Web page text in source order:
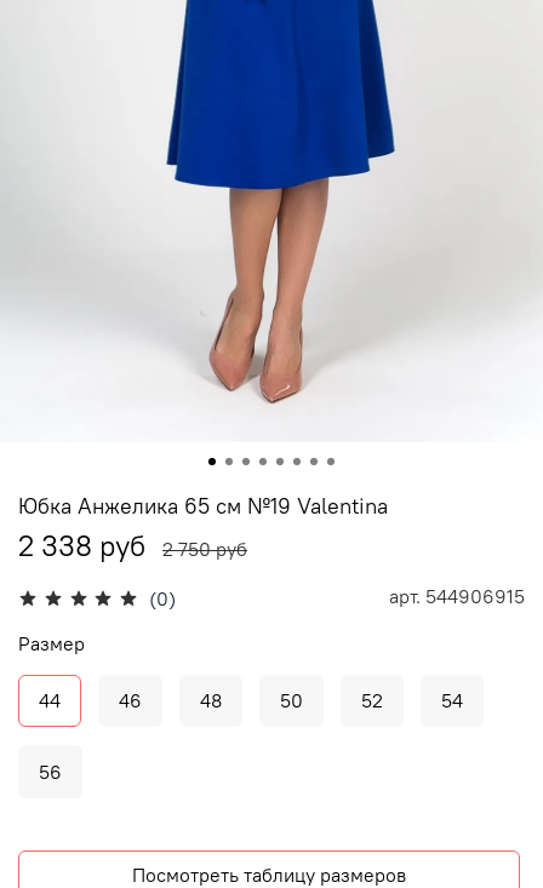
(0) арт. 544906915
Юбка Анжелика 65 см №19 Valentina
2 338 руб 2 750 руб
Размер
44 46 48 50 52 54
56
Посмотреть таблицу размеров